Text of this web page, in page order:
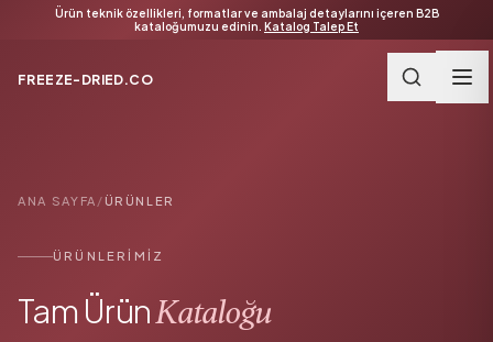
Ürün teknik özellikleri, formatlar ve ambalaj detaylarını içeren B2B
kataloğumuzu edinin. Katalog Talep Et
FREEZE-DRIED.CO
ANA SAYFA / ÜRÜNLER
ÜRÜNLERIMIZ
Tam ÜrünKataloğu